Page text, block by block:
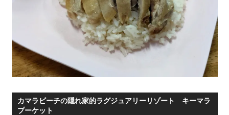
カマラビーチの隠れ家的ラグジュアリーリゾート キーマラ
プーケット